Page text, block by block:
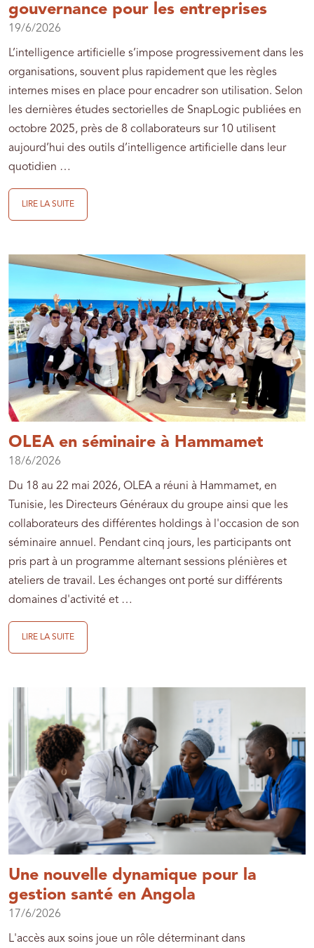
gouvernance pour les entreprises
19/6/2026
L’intelligence artificielle s’impose progressivement dans les
organisations, souvent plus rapidement que les règles
internes mises en place pour encadrer son utilisation. Selon
les dernières études sectorielles de SnapLogic publiées en
octobre 2025, près de 8 collaborateurs sur 10 utilisent
aujourd’hui des outils d’intelligence artificielle dans leur
quotidien …
LIRE LA SUITE
OLEA en séminaire à Hammamet
18/6/2026
Du 18 au 22 mai 2026, OLEA a réuni à Hammamet, en
Tunisie, les Directeurs Généraux du groupe ainsi que les
collaborateurs des différentes holdings à l'occasion de son
séminaire annuel. Pendant cinq jours, les participants ont
pris part à un programme alternant sessions plénières et
ateliers de travail. Les échanges ont porté sur différents
domaines d'activité et …
LIRE LA SUITE
Une nouvelle dynamique pour la
gestion santé en Angola
17/6/2026
L'accès aux soins joue un rôle déterminant dans